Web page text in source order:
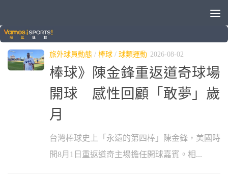
分類：旅外球員動態
旅外球員動態 / 棒球 / 球類運動 2026-08-02
棒球》陳金鋒重返道奇球場
開球 感性回顧「敢夢」歲
月
台灣棒球史上「永遠的第四棒」陳金鋒，美國時
間8月1日重返道奇主場擔任開球嘉賓。相...